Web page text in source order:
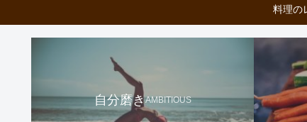
料理の
自分磨きAMBITIOUS